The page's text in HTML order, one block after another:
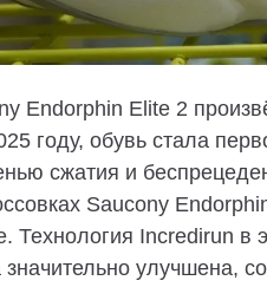
Endorphin Elite 2
году, обувь стала
сжатия и
Saucony
Технология Incredirun в
улучшена,